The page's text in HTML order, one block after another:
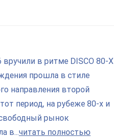
вручили в ритме DISCO 80-Х
прошла в стиле
направления второй
период, на рубеже 80-х и
рынок
в...читать полностью